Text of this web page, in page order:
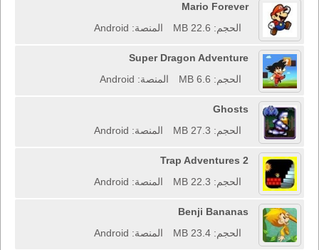
Mario Forever
الحجم: 22.6 MB
المنصة: Android
Super Dragon Adventure
الحجم: 6.6 MB
المنصة: Android
Ghosts
الحجم: 27.3 MB
المنصة: Android
Trap Adventures 2
الحجم: 22.3 MB
المنصة: Android
Benji Bananas
الحجم: 23.4 MB
المنصة: Android